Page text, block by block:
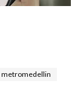
metromedellin